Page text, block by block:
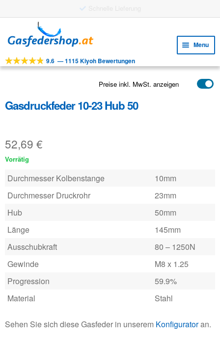
to
navigation
to
content
Menu
WERKZEUGE
menu
ANWENDUNGEN
FAQ
9.6 —1115 Kiyoh Bewertungen
Preise inkl. MwSt. anzeigen
Gasdruckfeder 10-23 Hub 50
52,69 €
Vorrätig
Durchmesser Kolbenstange
10mm
Durchmesser Druckrohr
23mm
Hub
50mm
Länge
145mm
Ausschubkraft
80 – 1250N
Gewinde
M8 x 1.25
Progression
59.9%
Material
Stahl
Sehen Sie sich diese Gasfeder in unserem Konfiguratoran.